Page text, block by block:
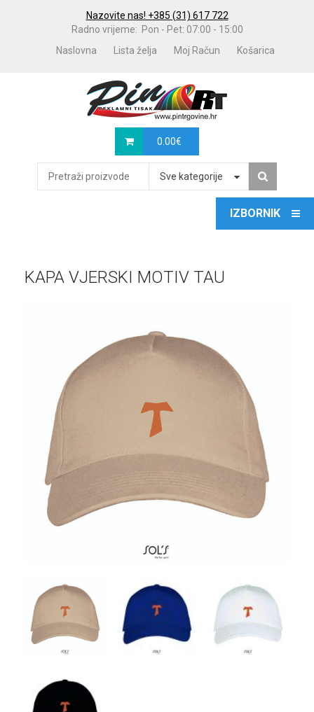
Nazovite nas! +385 (31) 617 722
Radno vrijeme: Pon - Pet: 07:00 - 15:00
Naslovna
Lista želja Moj Račun Košarica
0.00€
Sve kategorije
KAPA VJERSKI MOTIV TAU